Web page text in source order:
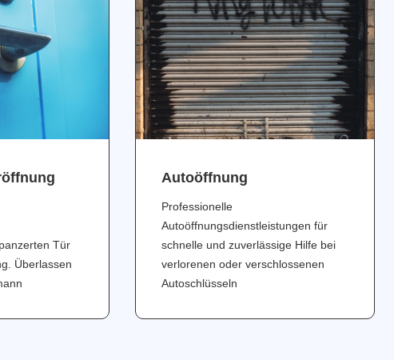
Tür
Überlassen
Аutoöffnung
Professionelle
Autoöffnungsdienstleistungen für
schnelle und zuverlässige Hilfe bei
verlorenen oder verschlossenen
Autoschlüsseln